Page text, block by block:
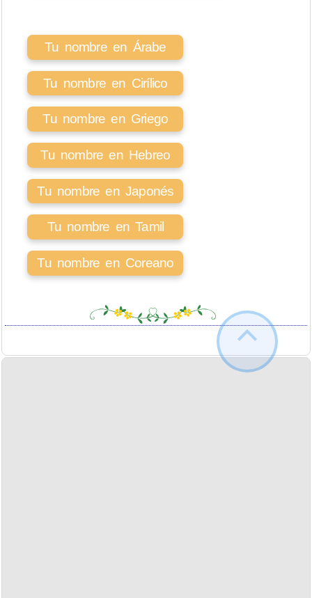
Tu nombre en Árabe
Tu nombre en Cirílico
Tu nombre en Griego
Tu nombre en Hebreo
Tu nombre en Japonés
Tu nombre en Tamil
Tu nombre en Coreano